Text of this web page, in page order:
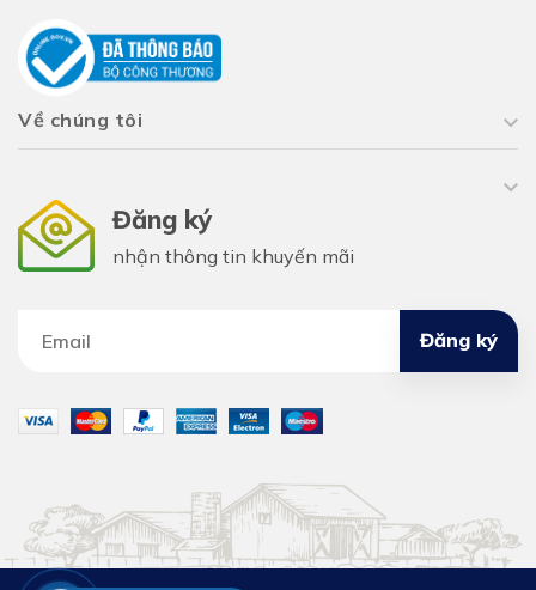
Về chúng tôi
Đăng ký
nhận thông tin khuyến mãi
Đăng ký